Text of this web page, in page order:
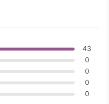
43
0
0
0
0